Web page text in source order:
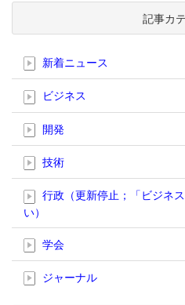
記事カ
新着ニュース
ビジネス
開発
技術
行政（更新停止；「ビジネ
い）
学会
ジャーナル